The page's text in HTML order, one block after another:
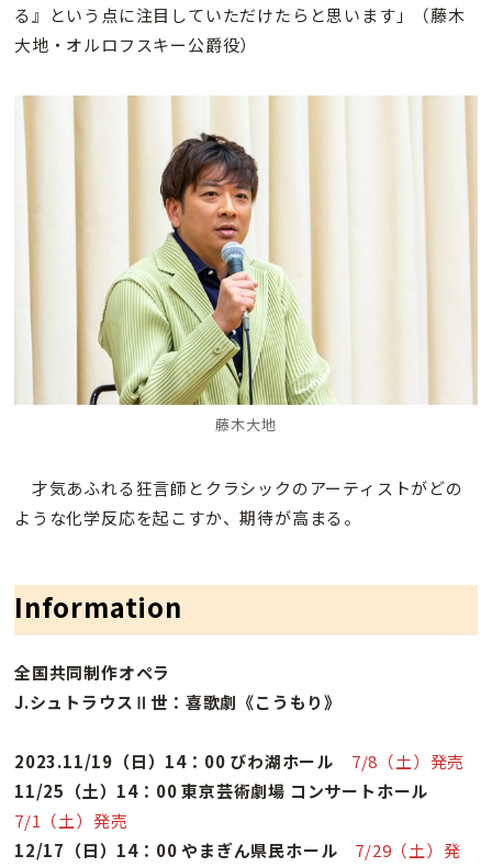
る』という点に注目していただけたらと思います」（藤木
大地・オルロフスキー公爵役）
藤木大地
才気あふれる狂言師とクラシックのアーティストがどの
ような化学反応を起こすか、期待が高まる。
Information
全国共同制作オペラ
J.シュトラウスⅡ世：喜歌劇《こうもり》
2023.11/19（日）14：00 びわ湖ホール 7/8（土）発売
11/25（土）14：00 東京芸術劇場 コンサートホール
7/1（土）発売
12/17（日）14：00 やまぎん県民ホール 7/29（土）発